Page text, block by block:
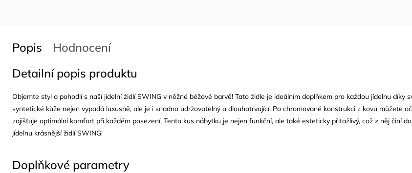
Popis
Hodnocení
Detailní popis produktu
Objemte styl a pohodlí s naší jídelní židlí SWING v něžné béžové barvě! Tato židle je ideálním doplňkem pro každou jídelnu díky
syntetické kůže nejen vypadá luxusně, ale je i snadno udržovatelný a dlouhotrvající. Po chromované konstrukci z kovu můžete
zajišťuje optimální komfort při každém posezení. Tento kus nábytku je nejen funkční, ale také esteticky přitažlivý, což z něj činí
jídelnu krásnější židlí SWING!
Doplňkové parametry